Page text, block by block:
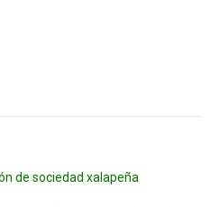
de sociedad xalapeña